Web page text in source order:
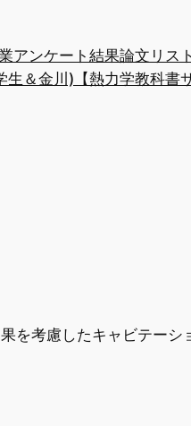
アンケート結果論文リスト
生＆金川) 【熱力学教科書
を考慮したキャビテーシ